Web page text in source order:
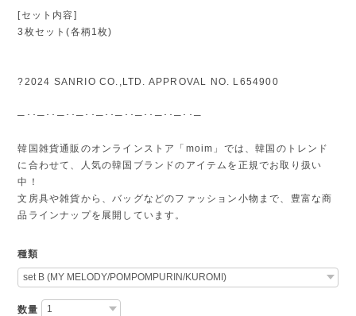
[セット内容]
3枚セット(各柄1枚)
?2024 SANRIO CO.,LTD. APPROVAL NO. L654900
─･･─･･─･･─･･─･･─･･─･･─･･─･･─
韓国雑貨通販のオンラインストア「moim」では、韓国のトレンド
に合わせて、人気の韓国ブランドのアイテムを正規でお取り扱い
中！
文房具や雑貨から、バッグなどのファッション小物まで、豊富な商
品ラインナップを展開しています。
種類
数量